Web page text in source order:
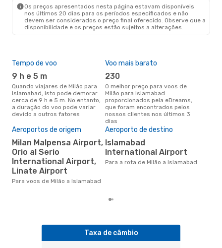
Os preços apresentados nesta página estavam disponíveis
nos últimos 20 dias para os períodos especificados e não
devem ser considerados o preço final oferecido. Observe que a
disponibilidade e os preços estão sujeitos a alterações.
Tempo de voo
9 h e 5 m
Quando viajares de Milão para
Islamabad, isto pode demorar
cerca de 9 h e 5 m. No entanto,
a duração do voo pode variar
devido a outros fatores
Voo mais barato
230
O melhor preço para voos de
Milão para Islamabad
proporcionados pela eDreams,
que foram encontrados pelos
nossos clientes nos últimos 3
dias
Aeroportos de origem
Milan Malpensa Airport,
Orio al Serio
International Airport,
Linate Airport
Para voos de Milão a Islamabad
Aeroporto de destino
International Airport
Para a rota de Milão a Islamabad
Taxa de câmbio